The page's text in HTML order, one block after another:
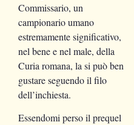
Commissario, un
campionario umano
estremamente significativo,
nel bene e nel male, della
Curia romana, la si può ben
gustare seguendo il filo
dell’inchiesta.
Essendomi perso il prequel